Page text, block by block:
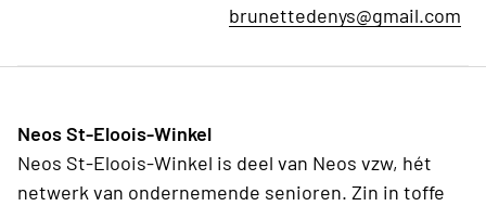
brunettedenys@gmail.com
Neos St-Eloois-Winkel
Neos St-Eloois-Winkel is deel van Neos vzw, hét
netwerk van ondernemende senioren. Zin in toffe